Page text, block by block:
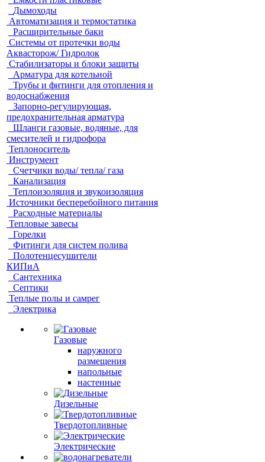
Дымоходы
Автоматизация и термостатика
Расширительные баки
Системы от протечки воды
Аквасторож/ Гидролок
Стабилизаторы и блоки защиты
Арматура для котельной
Трубы и фитинги для отопления и
водоснабжения
Запорно-регулирующая,
предохранительная арматура
Шланги газовые, водяные, для
смесителей и гидрофора
Теплоноситель
Инструмент
Счетчики воды/ тепла/ газа
Канализация
Теплоизоляция и звукоизоляция
Источники бесперебойного питания
Расходные материалы
Тепловые завесы
Горелки
Фитинги для систем полива
Полотенцесушители
КИПиА
Сантехника
Септики
Теплые полы и самрег
Электрика
Газовые
наружного
размещения
напольные
настенные
Дизельные
Твердотопливные
Электрические